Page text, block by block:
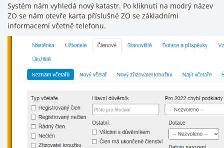
Systém nám vyhledá nový katastr. Po kliknutí na modrý název
ZO se nám otevře karta příslušné ZO se základními
informacemi včetně telefonu.